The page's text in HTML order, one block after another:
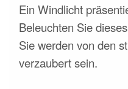
Ein Windlicht
Beleuchten Sie
Sie werden von den
verzaubert sein.